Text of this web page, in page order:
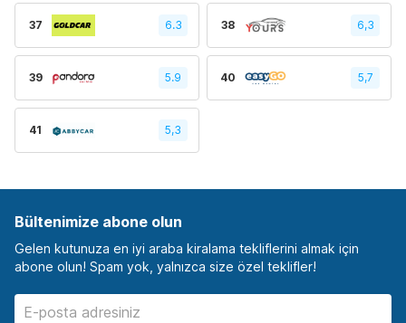
37 6.3 38 6,3
39 5.9 40 5,7
41 5,3
Bültenimize abone olun
Gelen kutunuza en iyi araba kiralama tekliflerini almak için
abone olun! Spam yok, yalnızca size özel teklifler!